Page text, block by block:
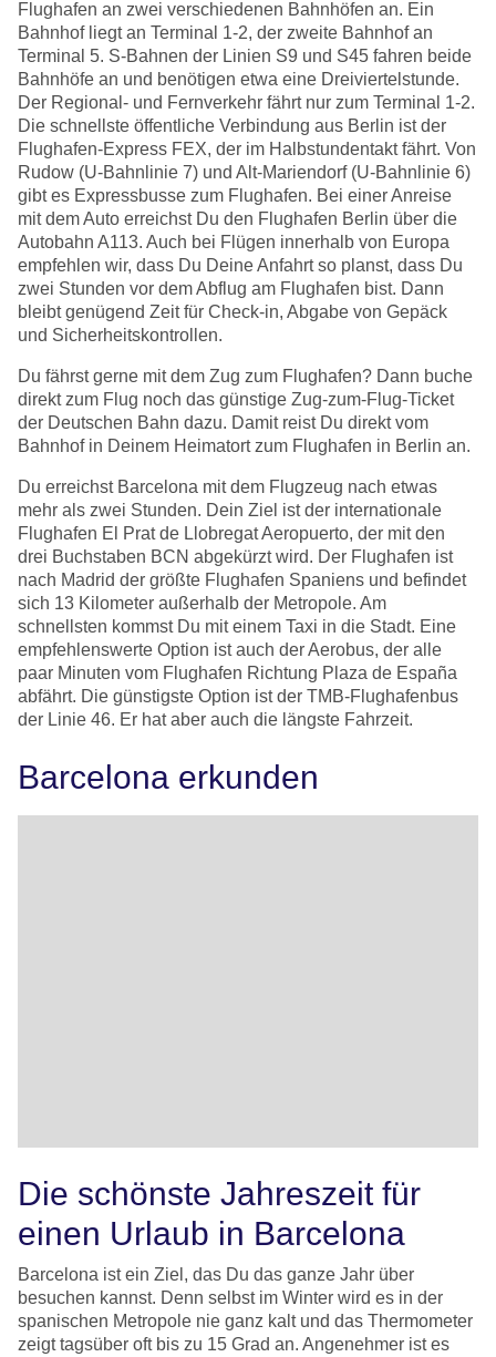
Flughafen an zwei verschiedenen Bahnhöfen an. Ein
Bahnhof liegt an Terminal 1-2, der zweite Bahnhof an
Terminal 5. S-Bahnen der Linien S9 und S45 fahren beide
Bahnhöfe an und benötigen etwa eine Dreiviertelstunde.
Der Regional- und Fernverkehr fährt nur zum Terminal 1-2.
Die schnellste öffentliche Verbindung aus Berlin ist der
Flughafen-Express FEX, der im Halbstundentakt fährt. Von
Rudow (U-Bahnlinie 7) und Alt-Mariendorf (U-Bahnlinie 6)
gibt es Expressbusse zum Flughafen. Bei einer Anreise
mit dem Auto erreichst Du den Flughafen Berlin über die
Autobahn A113. Auch bei Flügen innerhalb von Europa
empfehlen wir, dass Du Deine Anfahrt so planst, dass Du
zwei Stunden vor dem Abflug am Flughafen bist. Dann
bleibt genügend Zeit für Check-in, Abgabe von Gepäck
und Sicherheitskontrollen.
Du fährst gerne mit dem Zug zum Flughafen? Dann buche
direkt zum Flug noch das günstige Zug-zum-Flug-Ticket
der Deutschen Bahn dazu. Damit reist Du direkt vom
Bahnhof in Deinem Heimatort zum Flughafen in Berlin an.
Du erreichst Barcelona mit dem Flugzeug nach etwas
mehr als zwei Stunden. Dein Ziel ist der internationale
Flughafen El Prat de Llobregat Aeropuerto, der mit den
drei Buchstaben BCN abgekürzt wird. Der Flughafen ist
nach Madrid der größte Flughafen Spaniens und befindet
sich 13 Kilometer außerhalb der Metropole. Am
schnellsten kommst Du mit einem Taxi in die Stadt. Eine
empfehlenswerte Option ist auch der Aerobus, der alle
paar Minuten vom Flughafen Richtung Plaza de España
abfährt. Die günstigste Option ist der TMB-Flughafenbus
der Linie 46. Er hat aber auch die längste Fahrzeit.
Barcelona erkunden
Die schönste Jahreszeit für
einen Urlaub in Barcelona
Barcelona ist ein Ziel, das Du das ganze Jahr über
besuchen kannst. Denn selbst im Winter wird es in der
spanischen Metropole nie ganz kalt und das Thermometer
zeigt tagsüber oft bis zu 15 Grad an. Angenehmer ist es